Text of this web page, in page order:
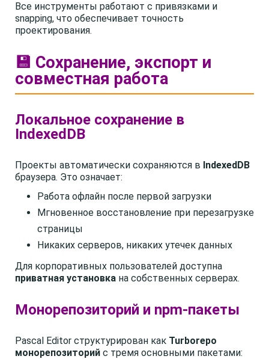
Все инструменты работают с привязками и
snapping, что обеспечивает точность
проектирования.
💾 Сохранение, экспорт и
совместная работа
Локальное сохранение в
IndexedDB
Проекты автоматически сохраняются в IndexedDB
браузера. Это означает:
Работа офлайн после первой загрузки
Мгновенное восстановление при перезагрузке
страницы
Никаких серверов, никаких утечек данных
Для корпоративных пользователей доступна
приватная установка на собственных серверах.
Монорепозиторий и npm-пакеты
Pascal Editor структурирован как Turborepo
монорепозиторий с тремя основными пакетами: